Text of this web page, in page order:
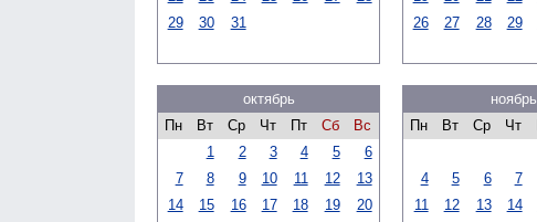
29
30 31
26
27 28 29
октябрь
Пн
Вт Ср Чт Пт Сб
Вс
1
2 3 4 5
6
7
8 9 10 11 12
13
14
15 16 17 18 19
20
ноябрь
Пн
Вт Ср Чт
4
5 6 7
11
12 13 14